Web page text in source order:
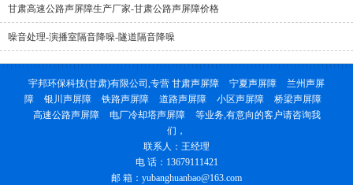
甘肃高速公路声屏障生产厂家-甘肃公路声屏障价格
噪音处理-演播室隔音降噪-隧道隔音降噪
宇邦环保科技(甘肃)有限公司,专营 甘肃声屏障 宁夏声屏障
兰州声屏
障
银川声屏障 铁路声屏障 道路声屏障 小区声屏障
桥梁声屏障
高速公路声屏障
电厂冷却塔声屏障
等业务,有意向的客户请咨询我
们，
联系人：王经理
电 话：13679111421
邮 箱：yubanghuanbao@163.com